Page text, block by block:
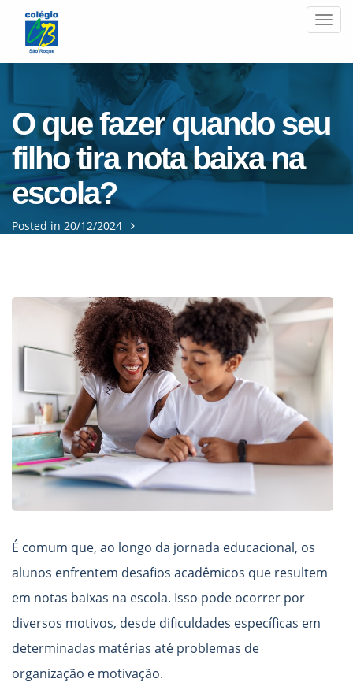
Menu
O que fazer quando seu
filho tira nota baixa na
escola?
Posted in 20/12/2024
É comum que, ao longo da jornada educacional, os
alunos enfrentem desafios acadêmicos que resultem
em notas baixas na escola. Isso pode ocorrer por
diversos motivos, desde dificuldades específicas em
determinadas matérias até problemas de
organização e motivação.